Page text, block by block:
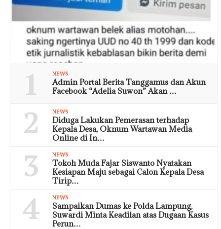
1 NEWS
Admin Portal Berita Tanggamus dan Akun
Facebook “Adelia Suwon” Akan …
2 NEWS
Diduga Lakukan Pemerasan terhadap
Kepala Desa, Oknum Wartawan Media
Online di In…
3 NEWS
Tokoh Muda Fajar Siswanto Nyatakan
Kesiapan Maju sebagai Calon Kepala Desa
Tirip…
4 NEWS
Sampaikan Dumas ke Polda Lampung,
Suwardi Minta Keadilan atas Dugaan Kasus
Perun…